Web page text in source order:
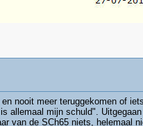
nooit meer teruggekomen of
allemaal mijn schuld".
van de SCh65 niets, helemaal